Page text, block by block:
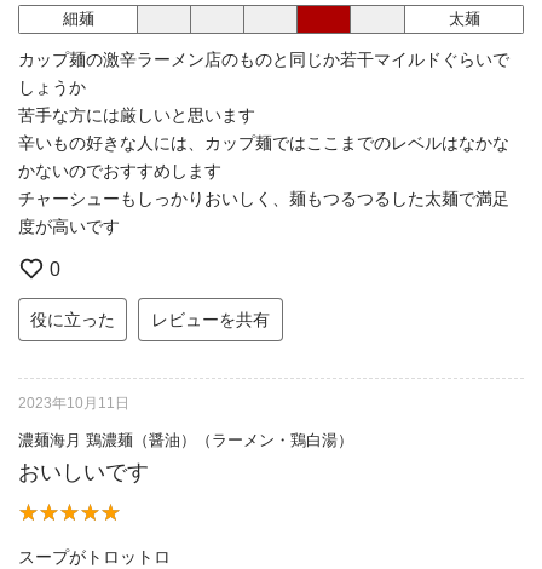
細麺 太麺
カップ麺の激辛ラーメン店のものと同じか若干マイルドぐらいで
しょうか
苦手な方には厳しいと思います
辛いもの好きな人には、カップ麺ではここまでのレベルはなかな
かないのでおすすめします
チャーシューもしっかりおいしく、麺もつるつるした太麺で満足
度が高いです
0
役に立った レビューを共有
2023年10月11日
濃麺海月 鶏濃麺（醤油）（ラーメン・鶏白湯）
おいしいです
スープがトロットロ